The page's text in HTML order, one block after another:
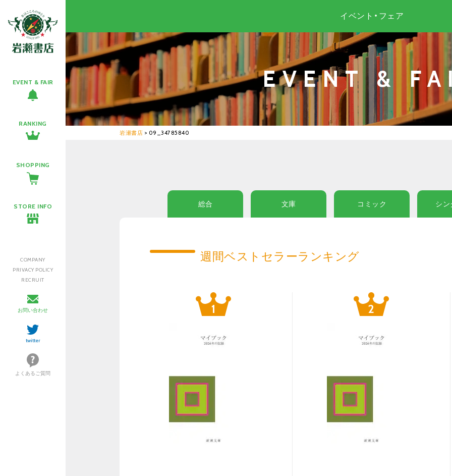
EVENT & FAIR
RANKING
SHOPPING
STORE INFO
COMPANY
PRIVACY POLICY
RECRUIT
お問い合わせ
twitter
よくあるご質問
イベント・フェア
EVENT &
岩瀬書店 > 09_34785840
総合 文庫 コミック シン
週間ベストセラーランキング